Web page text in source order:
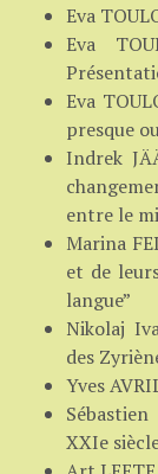
Eva
Eva
Eva
presque
Indrek
entre le
Marina
et de
langue”
Nikolaj
des
Yves
XXIe